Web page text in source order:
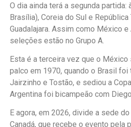
O dia ainda terá a segunda partida:
Brasília), Coreia do Sul e República
Guadalajara. Assim como México
seleções estão no Grupo A.
Esta é a terceira vez que o México
palco em 1970, quando o Brasil foi
Jairzinho e Tostão, e sediou a
Argentina foi bicampeão com
E agora, em 2026, divide a sede
Canadá, que recebe o evento pela